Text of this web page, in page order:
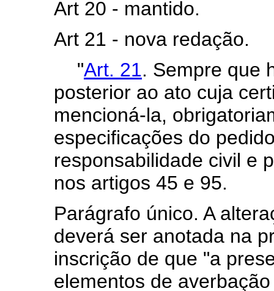
Art 20 - mantido.
Art 21 - nova redação.
"Art. 21. Sempre que
posterior ao ato cuja
mencioná-la,
especificações do
responsabilidade civil e
nos artigos 45 e 95.
Parágrafo único. A
deverá ser anotada na
inscrição de que "a
elementos de